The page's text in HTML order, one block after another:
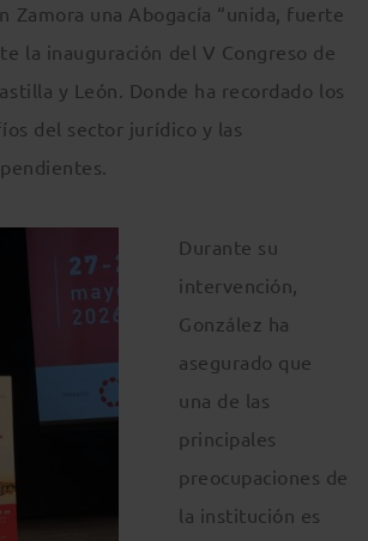
Zamora una Abogacía “unida, fuerte
la inauguración del V Congreso de
y León. Donde ha recordado los
del sector jurídico y las
Durante su
intervención,
González ha
asegurado que
una de las
principales
preocupaciones de
la institución es